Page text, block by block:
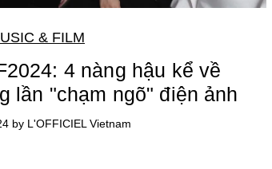
& FILM
4 nàng hậu kể về
lần "chạm ngõ" điện ảnh
by L'OFFICIEL Vietnam